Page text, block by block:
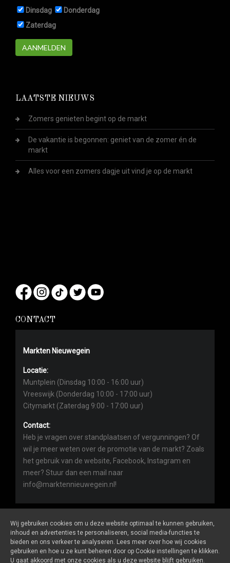
Dinsdag
Donderdag
Zaterdag
AANMELDEN
LAATSTE NIEUWS
Zomers genieten begint op de markt
De vakantie is begonnen: geniet van de zomer én de
markt
Alles voor een zomers dagje uit vind je op de markt
CONTACT
Markten Nieuwegein
Locatie:
Muntplein (Dinsdag 10:00 - 16:00 uur)
Vreeswijk (Donderdag 10:00 - 17:00 uur)
Citymarkt (Zaterdag 9:00 - 17:00 uur)
Contact:
Heb je vragen over standplaatsen of vergunningen? Of
wil je meer weten over de promotie van de markt? Zoals
het gebruik van de website, Facebook, Instagram en
meer? Stuur dan een mail naar
info@marktennieuwegein.nl!
Marktennieuwegein.nlis een website van De Markt Online
ALGEMENE VOORWAARDEN
Wij gebruiken cookies om u deze website optimaal te kunnen gebruiken,
inhoud en advertenties te personaliseren, social media-functies te
bieden en ons verkeer te analyseren. Lees meer over hoe wij cookies
gebruiken en hoe u ze kunt beheren door op Cookie instellingen te klikken.
U gaat akkoord met onze cookies als u deze website blijft gebruiken.